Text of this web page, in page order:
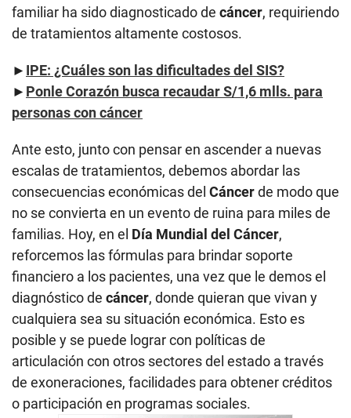
familiar ha sido diagnosticado de cáncer, requiriendo
de tratamientos altamente costosos.
► IPE: ¿Cuáles son las dificultades del SIS?
► Ponle Corazón busca recaudar S/1,6 mlls. para
personas con cáncer
Ante esto, junto con pensar en ascender a nuevas
escalas de tratamientos, debemos abordar las
consecuencias económicas del Cáncerde modo que
no se convierta en un evento de ruina para miles de
familias. Hoy, en el Día Mundial del Cáncer,
reforcemos las fórmulas para brindar soporte
financiero a los pacientes, una vez que le demos el
diagnóstico de cáncer, donde quieran que vivan y
cualquiera sea su situación económica. Esto es
posible y se puede lograr con políticas de
articulación con otros sectores del estado a través
de exoneraciones, facilidades para obtener créditos
o participación en programas sociales.